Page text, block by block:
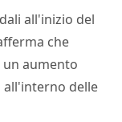
all'inizio del
che
aumento
delle